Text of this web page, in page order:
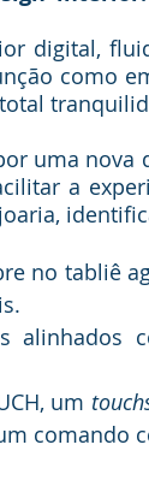
digital,
como
uma
a
no tabliê
alinhados
um
um